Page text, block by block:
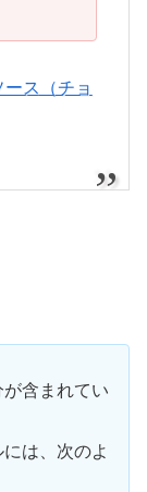
ス（チョ
含まれてい
は、次のよ